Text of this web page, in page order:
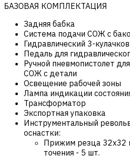
БАЗОВАЯ КОМПЛЕКТАЦИЯ
Задняя бабка
Система подачи СОЖ с
Гидравлический 3-
Педаль для
Ручной пневмопистолет
СОЖ с детали
Освещение рабочей зоны
Лампа индикации
Трансформатор
Экспортная упаковка
Инструментальный
оснастки:
Прижим резца 32х32
точения - 5 шт.